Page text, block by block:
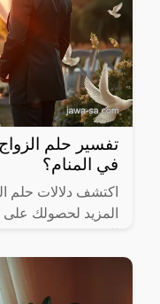
تفسير حلم
في المنام؟
اكتشف دلالات حلم
المزيد لحصولك